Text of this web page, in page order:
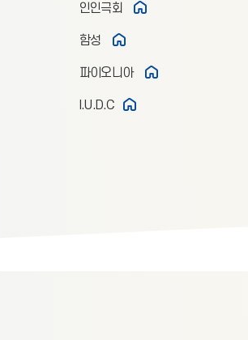
인인극회
함성
파이오니아
I.U.D.C